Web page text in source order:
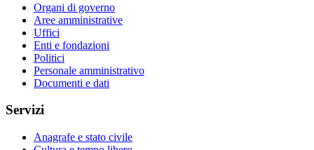
Organi di governo
Aree amministrative
Uffici
Enti e fondazioni
Politici
Personale amministrativo
Documenti e dati
Servizi
Anagrafe e stato civile